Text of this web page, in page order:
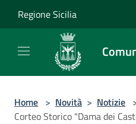
Regione Sicilia
Home > Novità > Notizie
Corteo Storico "Dama dei